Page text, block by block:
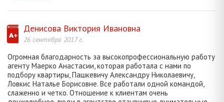
Денисова Виктория Ивановна
26 сентября 2017 г.
Огромная благодарность за высокопрофессиональную работу
агенту Маерко Анастасии, которая работала с нами по
подбору квартиры, Пашкевичу Александру Николаевичу,
Ловкис Наталье Борисовне. Все работали одной командой,
слаженно и четко. Отношение к клиентам очень